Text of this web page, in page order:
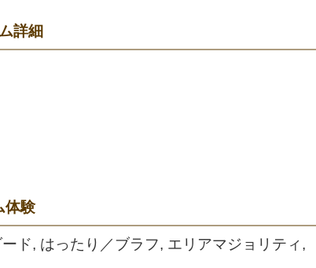
詳細
体験
ード, はったり／ブラフ, エリアマジョリティ,